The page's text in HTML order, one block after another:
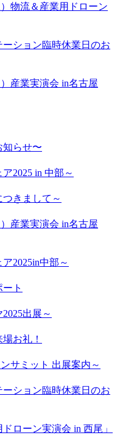
物流＆産業用ドローン
ション臨時休業日のお
産業実演会 in名古屋
知らせ〜
2025 in 中部～
きまして～
産業実演会 in名古屋
2025in中部～
ト
出展～
お礼！
サミット 出展案内～
ション臨時休業日のお
ローン実演会 in 西尾」